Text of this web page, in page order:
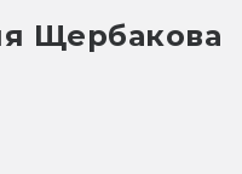
Щербакова